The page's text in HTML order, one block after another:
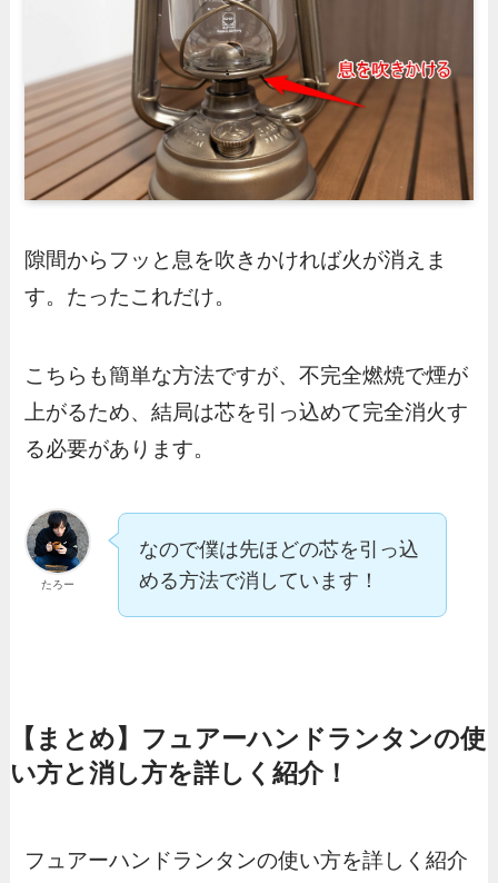
隙間からフッと息を吹きかければ火が消えま
す。たったこれだけ。
こちらも簡単な方法ですが、不完全燃焼で煙が
上がるため、結局は芯を引っ込めて完全消火す
る必要があります。
たろー
なので僕は先ほどの芯を引っ込
める方法で消しています！
【まとめ】フュアーハンドランタンの使
い方と消し方を詳しく紹介！
フュアーハンドランタンの使い方を詳しく紹介